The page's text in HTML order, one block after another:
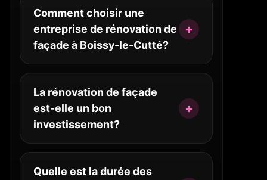
Comment choisir une
entreprise de rénovation de
façade à Boissy-le-Cutté?
La rénovation de façade
est-elle un bon
investissement?
Quelle est la durée des